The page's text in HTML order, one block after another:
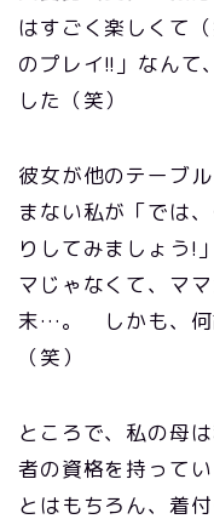
はすごく楽しくて
のプレイ!!」なんて
した（笑）
彼女が他のテーブ
まない私が「では
りしてみましょう!
マじゃなくて、マ
末…。 しかも、何
（笑）
ところで、私の母
者の資格を持って
とはもちろん、着